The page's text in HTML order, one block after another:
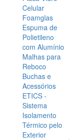
Celular
Foamglas
Espuma de
Polietileno
com Alumínio
Malhas para
Reboco
Buchas e
Acessórios
ETICS -
Sistema
Isolamento
Térmico pelo
Exterior